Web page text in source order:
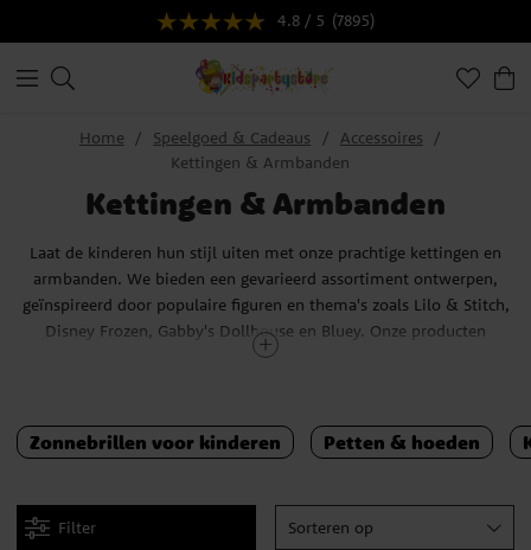
4.8 / 5 (7895)
Home Speelgoed & Cadeaus
Accessoires
Kettingen & Armbanden
Kettingen & Armbanden
Laat de kinderen hun stijl uiten met onze prachtige kettingen en
armbanden. We bieden een gevarieerd assortiment ontwerpen,
geïnspireerd door populaire figuren en thema's zoals Lilo & Stitch,
Disney Frozen, Gabby's Dollhouse en Bluey. Onze producten
omvatten sieradensets, armbanden en kettingen, perfect voor
compleet met onze unieke en leuke opties.
Zonnebrillen voor kinderen Petten & hoeden
Filter Sorteren op